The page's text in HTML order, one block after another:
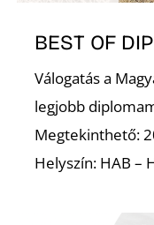
BEST OF
Válogatás a
legjobb
Megtekinthető:
Helyszín: HAB –